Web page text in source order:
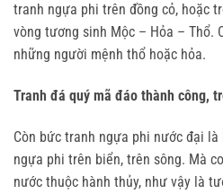
tranh ngựa phi trên đồng cỏ, hoặc
vòng tương sinh Mộc – Hỏa – Thổ.
những người mệnh thổ hoặc hỏa.
Tranh đá quý mã đáo thành công,
Còn bức tranh ngựa phi nước đại
ngựa phi trên biển, trên sông. Mà
nước thuộc hành thủy, như vậy là